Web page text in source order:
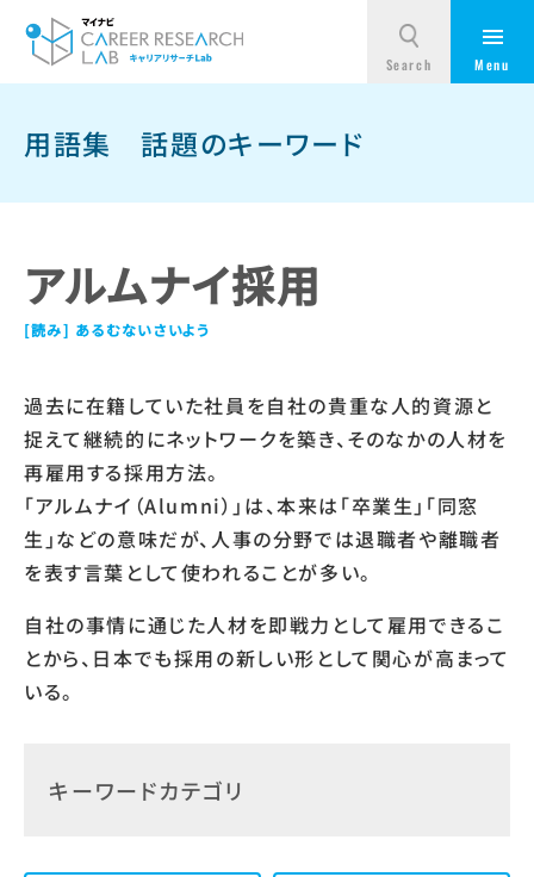
用語集話題のキーワード
アルムナイ採用
あるむないさいよう
過去に在籍していた社員を自社の貴重な人的資源と
捉えて継続的にネットワークを築き、そのなかの人材を
再雇用する採用方法。
「アルムナイ（Alumni）」は、本来は「卒業生」「同窓
生」などの意味だが、人事の分野では退職者や離職者
を表す言葉として使われることが多い。
自社の事情に通じた人材を即戦力として雇用できるこ
とから、日本でも採用の新しい形として関心が高まって
いる。
キーワードカテゴリ